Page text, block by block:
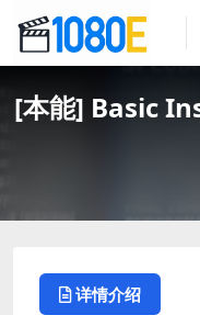
[本能] Basic
详情介绍